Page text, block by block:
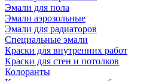
Эмали для пола
Эмали аэрозольные
Эмали для радиаторов
Специальные эмали
Краски для внутренних работ
Краски для стен и потолков
Колоранты